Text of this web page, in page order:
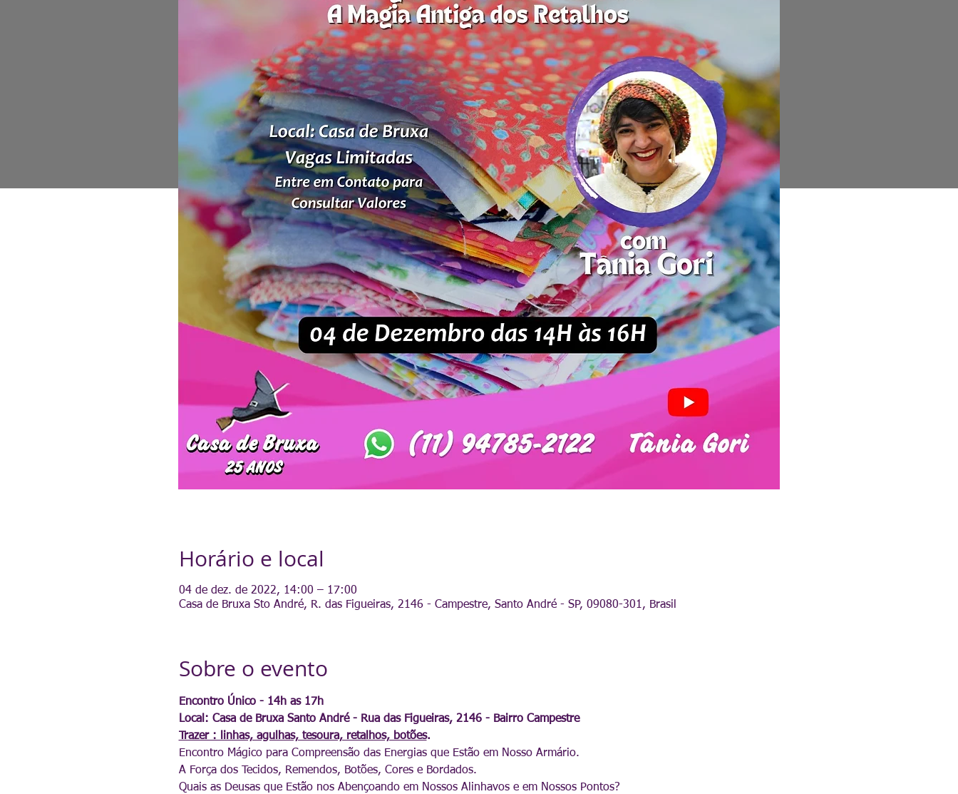
Horário e local
04 de dez. de 2022, 14:00 – 17:00
Casa de Bruxa Sto André, R. das Figueiras, 2146 - Campestre, Santo André - SP, 09080-301, Brasil
Sobre o evento
Encontro Único - 14h as 17h
Local: Casa de Bruxa Santo André - Rua das Figueiras, 2146 - Bairro Campestre
Trazer : linhas, agulhas, tesoura, retalhos, botões.
Encontro Mágico para Compreensão das Energias que Estão em Nosso Armário.
A Força dos Tecidos, Remendos, Botões, Cores e Bordados.
Quais as Deusas que Estão nos Abençoando em Nossos Alinhavos e em Nossos Pontos?